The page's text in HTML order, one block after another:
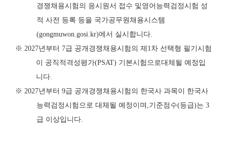
경쟁채용시험의 응시원서 접수 및 영어능력검정시험 성
적 사전 등록 등을 국가공무원채용시스템
(gongmuwon.gosi.kr)에서 실시합니다.
※ 2027년부터 7급 공개경쟁채용시험의 제 1차 선택형 필기시험
이 공직적격성평가(PSAT) 기본시험으로대체될 예정입
니다.
※ 2027년부터 9급 공개경쟁채용시험의 한국사 과목이 한국사
능력검정시험으로 대체될 예정이며 ,기준점수(등급)는 3
급 이상입니다.